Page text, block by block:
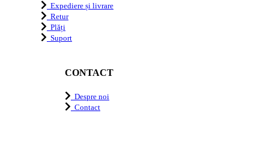
Expediere și livrare
Retur
Plăți
Suport
CONTACT
Despre noi
Contact